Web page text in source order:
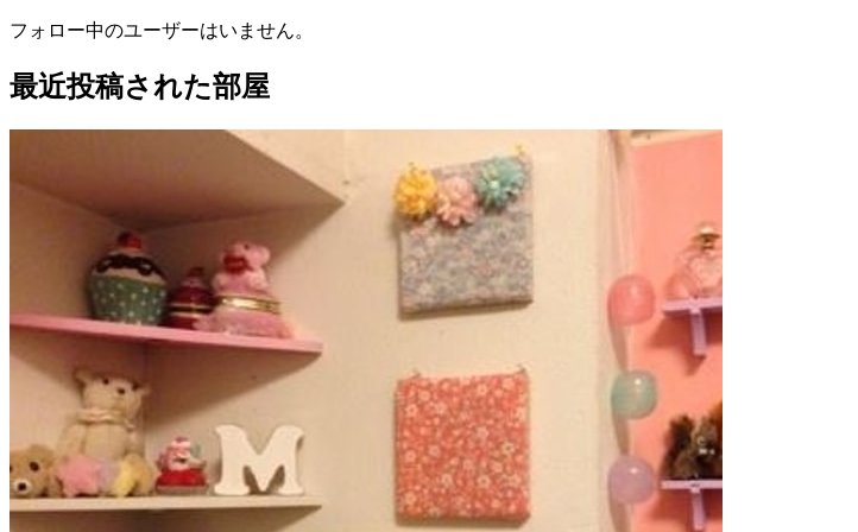
フォロー中のユーザーはいません。
最近投稿された部屋